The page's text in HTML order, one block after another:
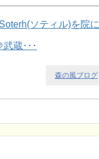
ソティル)を院に
蔵･･･
森の風ブログ